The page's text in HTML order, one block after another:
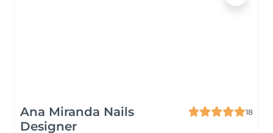
Ana Miranda Nails
Designer
18